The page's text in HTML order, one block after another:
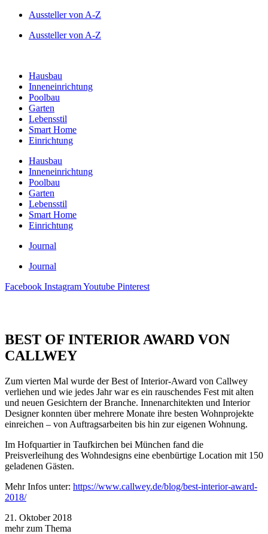
Zum
springen
Aussteller von A-Z
Aussteller von A-Z
Hausbau
Inneneinrichtung
Poolbau
Garten
Lebensstil
Smart Home
Einrichtung
Hausbau
Inneneinrichtung
Poolbau
Garten
Lebensstil
Smart Home
Einrichtung
Journal
Journal
Facebook InstagramYoutube Pinterest
BEST OF INTERIOR AWARD VON
CALLWEY
Zum vierten Mal wurde der Best of Interior-Award von Callwey
verliehen und wie jedes Jahr war es ein rauschendes Fest mit alten
und neuen Gesichtern der Branche. Innenarchitekten und Interior
Designer konnten über mehrere Monate ihre besten Wohnprojekte
einreichen – von Auftragsarbeiten bis hin zur eigenen Wohnung.
Im Hofquartier in Taufkirchen bei München fand die
Preisverleihung des Wohndesigns eine ebenbürtige Location mit 150
geladenen Gästen.
Mehr Infos unter: https://www.callwey.de/blog/best-interior-award-
2018/
21. Oktober 2018
mehr zum Thema